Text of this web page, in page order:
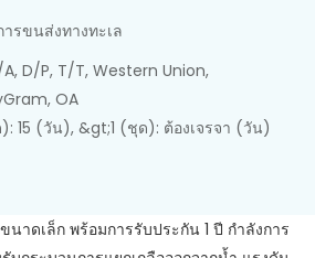
ารขนส่งทางทะเล
D/P, T/T, Western Union,
OA
15 (วัน), &gt;1 (ชุด): ต้องเจรจา (วัน)